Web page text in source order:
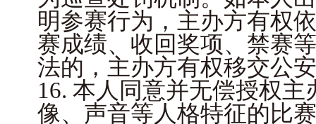
明参赛行为，主办方有权
赛成绩、收回奖项、禁赛
法的，主办方有权移交公
16. 本人同意并无偿授权
像、声音等人格特征的比